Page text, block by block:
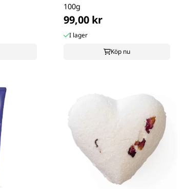
100g
99,00 kr
I lager
Köp nu